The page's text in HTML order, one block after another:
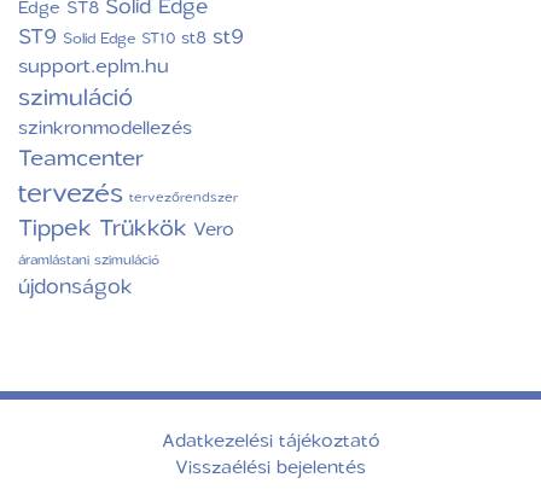
Edge ST8
ST9 Solid Edge ST10 st8 st9
support.eplm.hu
szimuláció
szinkronmodellezés
Teamcenter
tervezés tervezőrendszer
Tippek Trükkök Vero
áramlástani szimuláció
újdonságok
Adatkezelési tájékoztató
Visszaélési bejelentés